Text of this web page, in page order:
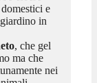
e
in
, che gel
ma che
nei